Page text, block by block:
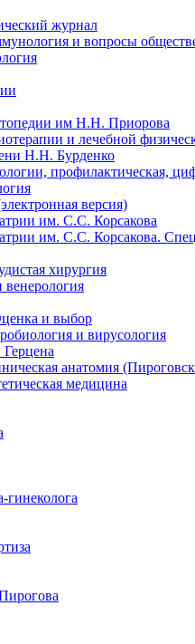
журнал
и вопросы
им Н.Н. Приорова
и лечебной
Н.Н. Бурденко
профилактическая,
версия)
им. С.С. Корсакова
им. С.С. Корсакова.
хирургия
венерология
и выбор
и вирусология
анатомия
медицина
гинеколога